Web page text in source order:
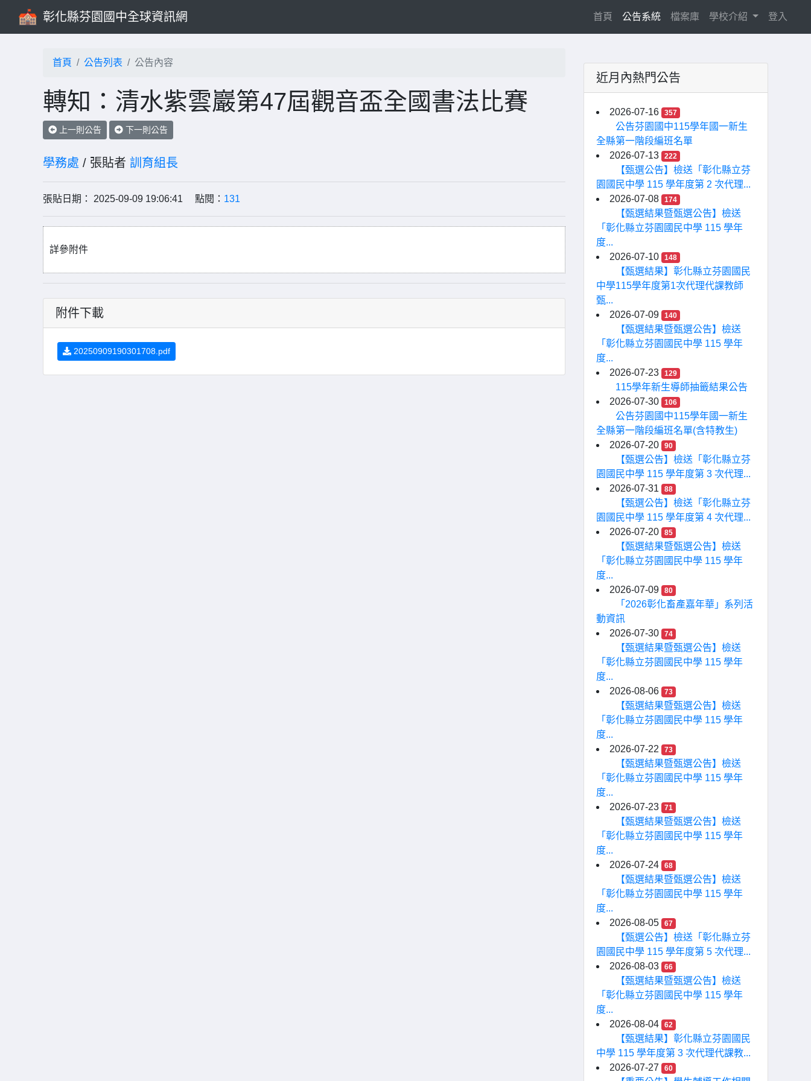
彰化縣芬園國中全球資訊網 首頁 (current)
公告系統 檔案庫 學校介紹 登入
首頁 公告列表 公告內容
轉知：清水紫雲巖第47屆觀音盃全國書法比賽
上一則公告 下一則公告
學務處 / 張貼者 訓育組長
張貼日期： 2025-09-09 19:06:41 點閱： 131
詳參附件
附件下載
20250909190301708.pdf
近月內熱門公告
2026-07-16 357
公告芬園國中115學年國一新生
全縣第一階段編班名單
2026-07-13
222
【甄選公告】檢送「彰化縣立芬
園國民中學 115 學年度第 2 次代理...
2026-07-08
174
【甄選結果暨甄選公告】檢送
「彰化縣立芬園國民中學 115 學年
度...
2026-07-10
148
【甄選結果】彰化縣立芬園國民
中學115學年度第1次代理代課教師
甄...
2026-07-09
140
【甄選結果暨甄選公告】檢送
「彰化縣立芬園國民中學 115 學年
度...
2026-07-23
129
115學年新生導師抽籤結果公告
2026-07-30
106
公告芬園國中115學年國一新生
全縣第一階段編班名單(含特教生)
2026-07-20
90
【甄選公告】檢送「彰化縣立芬
園國民中學 115 學年度第 3 次代理...
2026-07-31
88
【甄選公告】檢送「彰化縣立芬
園國民中學 115 學年度第 4 次代理...
2026-07-20
85
【甄選結果暨甄選公告】檢送
「彰化縣立芬園國民中學 115 學年
度...
2026-07-09
80
「2026彰化畜產嘉年華」系列活
動資訊
2026-07-30
74
【甄選結果暨甄選公告】檢送
「彰化縣立芬園國民中學 115 學年
度...
2026-08-06
73
【甄選結果暨甄選公告】檢送
「彰化縣立芬園國民中學 115 學年
度...
2026-07-22
73
【甄選結果暨甄選公告】檢送
「彰化縣立芬園國民中學 115 學年
度...
2026-07-23
71
【甄選結果暨甄選公告】檢送
「彰化縣立芬園國民中學 115 學年
度...
2026-07-24
68
【甄選結果暨甄選公告】檢送
「彰化縣立芬園國民中學 115 學年
度...
2026-08-05
67
【甄選公告】檢送「彰化縣立芬
園國民中學 115 學年度第 5 次代理...
2026-08-03
66
【甄選結果暨甄選公告】檢送
「彰化縣立芬園國民中學 115 學年
度...
2026-08-04
62
【甄選結果】彰化縣立芬園國民
中學 115 學年度第 3 次代理代課教...
2026-07-27
60